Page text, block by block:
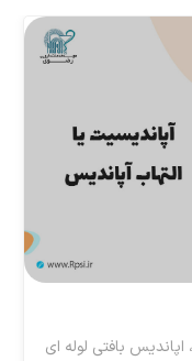
بافتی لوله ای